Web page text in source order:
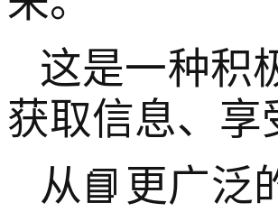
这是一种积
获取信息、享
从📘更广泛